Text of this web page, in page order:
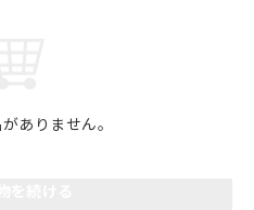
ありません。